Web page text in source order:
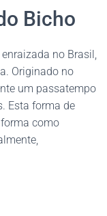
Bicho
no Brasil,
Originado no
um passatempo
Esta forma de
como